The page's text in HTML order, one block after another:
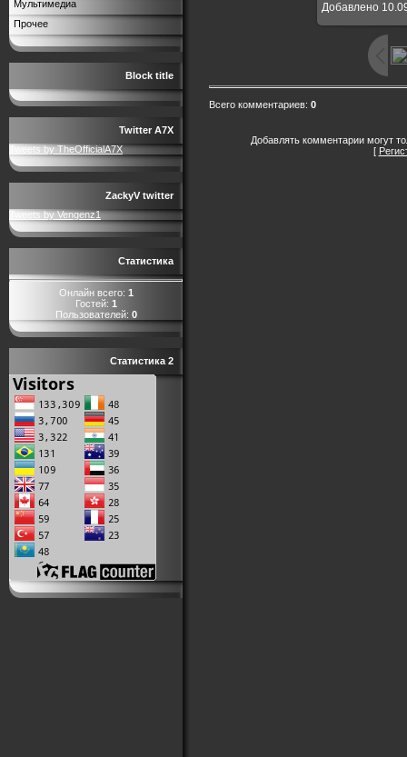
Мультимедиа
Прочее
Block title
Twitter A7X
Tweets by TheOfficialA7X
ZackyV twitter
Tweets by Vengenz1
Статистика
Онлайн всего: 1
Гостей: 1
Пользователей: 0
Статистика 2
Добавлено
Всего комментариев: 0
Добавлять комментарии могут
[